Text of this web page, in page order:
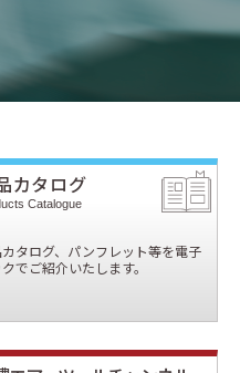
カタログ
Catalogue
タログ、パンフレット等を電子
でご紹介いたします。